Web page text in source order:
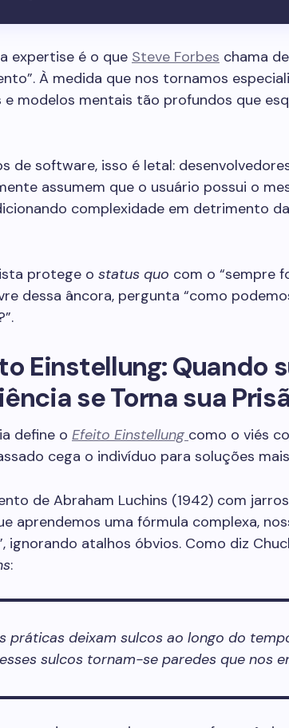
expertise é o que Steve Forbes chama
À medida que nos tornamos
e modelos mentais tão profundos que
de software, isso é letal:
assumem que o usuário possui o
complexidade em detrimento
protege o status quo com o “sempre
dessa âncora, pergunta “como
Einstellung: Quando
se Torna sua
define o Efeito Einstellung como o viés
cega o indivíduo para soluções
de Abraham Luchins (1942) com
aprendemos uma fórmula complexa,
ignorando atalhos óbvios. Como diz
:
práticas deixam sulcos ao longo do
esses sulcos tornam-se paredes que nos